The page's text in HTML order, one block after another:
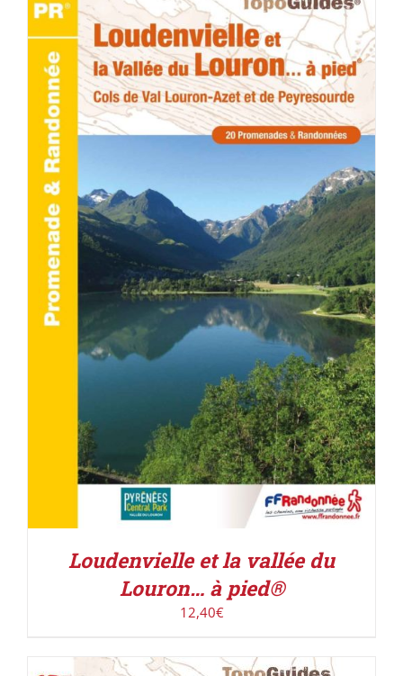
ACHETER LE PRODUIT / DÉTAILS
Loudenvielle et la vallée du
Louron… à pied®
12,40€